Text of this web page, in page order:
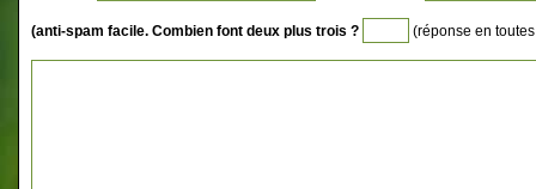
(anti-spam facile. Combien font deux plus trois ? (réponse en